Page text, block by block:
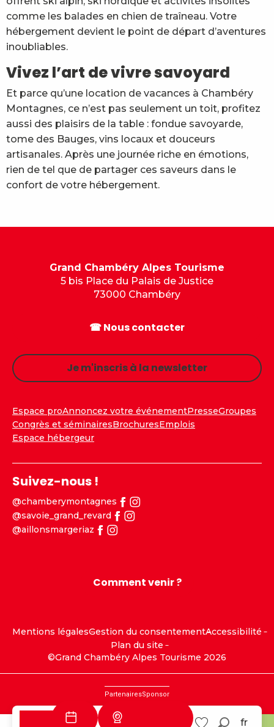
fr
comme les balades en chien de traîneau. Votre
hébergement devient le point de départ d’aventures
inoubliables.
Vivez l’art de vivre savoyard
Et parce qu’une location de vacances à Chambéry
Montagnes, ce n’est pas seulement un toit, profitez
aussi des plaisirs de la table : fondue savoyarde,
tome des Bauges, vins locaux et douceurs
artisanales. Après une journée riche en émotions,
rien de tel que de partager ces saveurs dans le
confort de votre hébergement.
Grand Chambéry Alpes Tourisme
5 bis Place du Palais de Justice
73000 Chambéry
☎ Nous contacter
Je m'inscris à la newsletter
Espace proAnnoncez votre événementPresseGroupes
Congrès et séminairesBrochuresEmplois
Espace hébergeur
Suivez-nous !
@chamberymontagnes
@savoie_grand_revard
@aillonsmargeriaz
Comment venir ?
Mentions légalesGestion du consentementAccessibilité
Plan du site
©Grand Chambéry Alpes Tourisme 2026
PartenairesSponsor